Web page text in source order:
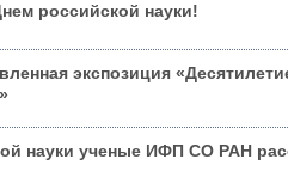
российской науки!
экспозиция
науки ученые ИФП СО РАН